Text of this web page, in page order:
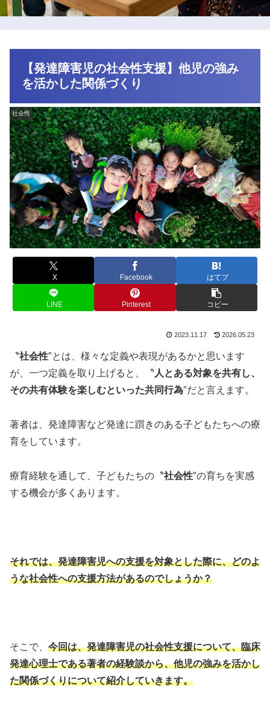
【発達障害児の社会性支援】他児の強み
を活かした関係づくり
社会性
X Facebook はてブ
LINE Pinterest コピー
2023.11.17 2026.05.23
〝社会性″とは、様々な定義や表現があるかと思います
が、一つ定義を取り上げると、〝人とある対象を共有し、
その共有体験を楽しむといった共同行為″だと言えます。
著者は、発達障害など発達に躓きのある子どもたちへの療
育をしています。
療育経験を通して、子どもたちの〝社会性″の育ちを実感
する機会が多くあります。
それでは、発達障害児への支援を対象とした際に、どのよ
うな社会性への支援方法があるのでしょうか？
そこで、 今回は、発達障害児の社会性支援について、臨床
発達心理士である著者の経験談から、他児の強みを活かし
た関係づくりについて紹介していきます。